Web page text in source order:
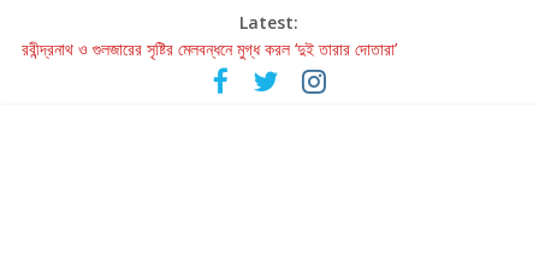
Latest:
রবীন্দ্রনাথ ও গুলজারের সৃষ্টির মেলবন্ধনে মুগ্ধ করল ‘দুই তারার দোতারা’
কলের গান থেকে রীলস্ — বাঙালির গান শোনার বিবর্তনের গল্প
জগন্নাথমঙ্গলম্ — বাংলায় প্রথমবার মঞ্চে এবার রথযাত্রার উদযাপন